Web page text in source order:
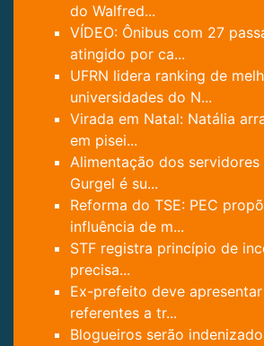
do Walfred...
VÍDEO: Ônibus com 27
atingido por ca...
UFRN lidera ranking de
universidades do N...
Virada em Natal: Natália
em pisei...
Alimentação dos servidores
Gurgel é su...
Reforma do TSE: PEC
influência de m...
STF registra princípio de
precisa...
Ex-prefeito deve
referentes a tr...
Blogueiros serão